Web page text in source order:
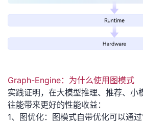
堂
我
Programs
的
我
的
我
Graph-Engine： 为什么使用图模式
实践证明，在大模型推理、推荐、小
往能带来更好的性能收益：
1、 图优化：图模式自带优化可以通